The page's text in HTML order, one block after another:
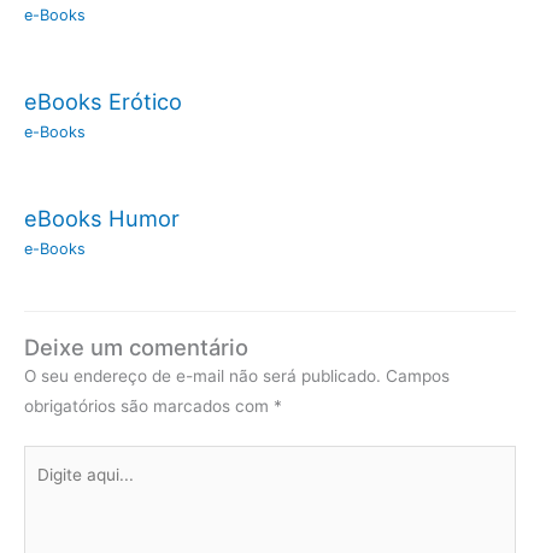
e-Books
eBooks Erótico
e-Books
eBooks Humor
e-Books
Deixe um comentário
O seu endereço de e-mail não será publicado. Campos
obrigatórios são marcados com *
aqui...